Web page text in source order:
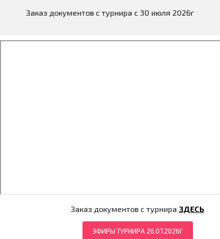
Заказ документов с турнира с 30 июля 2026г
Заказ документов с турнира ЗДЕСЬ
ЭФИРЫ ТУРНИРА 26.07.2026Г